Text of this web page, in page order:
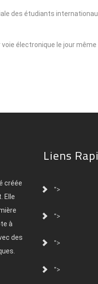
des étudiants
électronique le jour
créée
Elle
à
des
Liens
">
">
">
">